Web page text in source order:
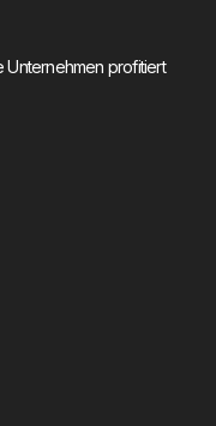
profitiert